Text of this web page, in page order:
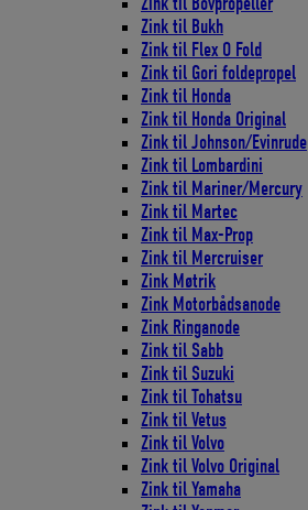
Zink til Bukh
Zink til Flex O Fold
Zink til Gori foldepropel
Zink til Honda
Zink til Honda Original
Zink til Johnson/Evinrude
Zink til Lombardini
Zink til Mariner/Mercury
Zink til Martec
Zink til Max-Prop
Zink til Mercruiser
Zink Møtrik
Zink Motorbådsanode
Zink Ringanode
Zink til Sabb
Zink til Suzuki
Zink til Tohatsu
Zink til Vetus
Zink til Volvo
Zink til Volvo Original
Zink til Yamaha